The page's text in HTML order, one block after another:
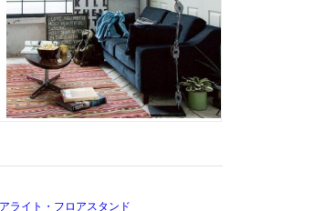
ライト・フロアスタンド